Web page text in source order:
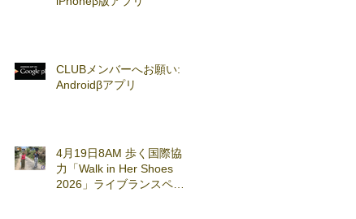
CLUBメンバーへお願い:
Androidβアプリ
4月19日8AM 歩く国際協
力「Walk in Her Shoes
2026」ライブランスペシ